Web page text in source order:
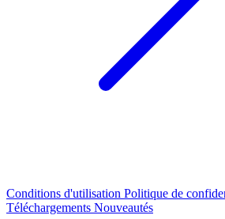
Conditions d'utilisation Politique de
Téléchargements Nouveautés